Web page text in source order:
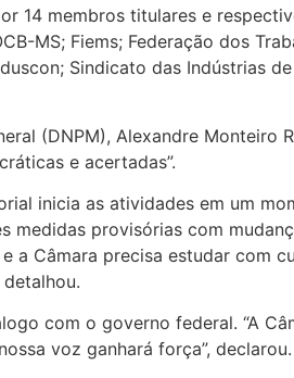
14 membros titulares e
MS; Fiems; Federação dos
Sindicato das Indústrias
(DNPM), Alexandre Monteiro
e acertadas”.
inicia as atividades em um
medidas provisórias com
a Câmara precisa estudar com
com o governo federal. “A
voz ganhará força”, declarou.